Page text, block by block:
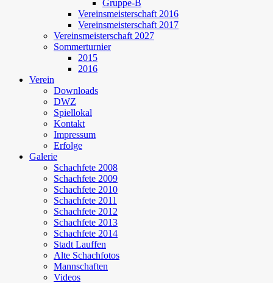
Gruppe-B
Vereinsmeisterschaft 2016
Vereinsmeisterschaft 2017
Vereinsmeisterschaft 2027
Sommerturnier
2015
2016
Verein
Downloads
DWZ
Spiellokal
Kontakt
Impressum
Erfolge
Galerie
Schachfete 2008
Schachfete 2009
Schachfete 2010
Schachfete 2011
Schachfete 2012
Schachfete 2013
Schachfete 2014
Stadt Lauffen
Alte Schachfotos
Mannschaften
Videos